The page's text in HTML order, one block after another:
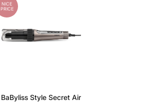
NICE
PRICE
BaByliss Style Secret Air